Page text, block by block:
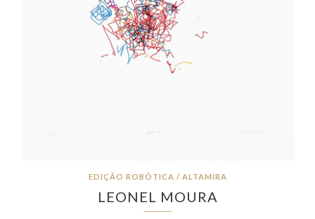
EDIÇÃO ROBÓTICA / ALTAMIRA
LEONEL MOURA